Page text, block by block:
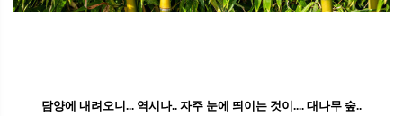
담양에 내려오니... 역시나.. 자주 눈에 띄이는 것이.... 대나무 숲..